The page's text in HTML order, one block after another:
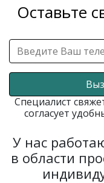
Оставьте
Специалист
согласует
У нас
в области